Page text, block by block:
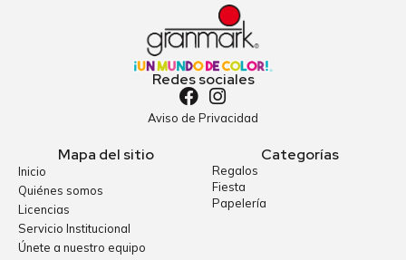
Redes sociales
Aviso de Privacidad
Mapa del sitio
Inicio
Quiénes somos
Licencias
Servicio Institucional
Únete a nuestro equipo
Categorías
Regalos
Fiesta
Papelería